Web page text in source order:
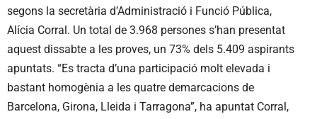
segons la secretària d’Administració i Funció Pública,
Alícia Corral. Un total de 3.968 persones s’han presentat
aquest dissabte a les proves, un 73% dels 5.409 aspirants
apuntats. “Es tracta d’una participació molt elevada i
bastant homogènia a les quatre demarcacions de
Barcelona, Girona, Lleida i Tarragona”, ha apuntat Corral,